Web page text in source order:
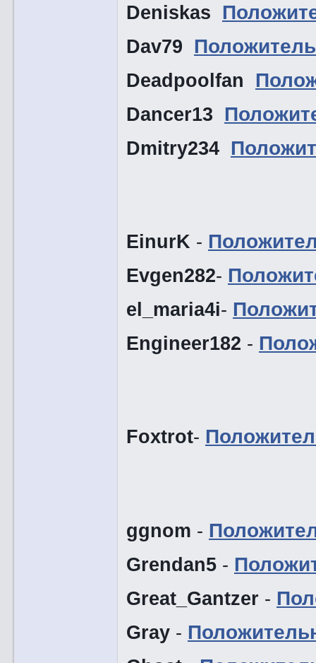
Deniskas
Dav79
Deadpoolfan
Dancer13
Dmitry234
EinurK -
Evgen282-
el_maria4i-
Engineer182 -
Foxtrot-
ggnom -
Grendan5-
Great_Gantzer -
Gray-